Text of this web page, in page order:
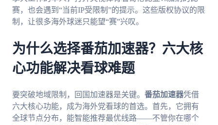
赛，也会遇到“当前IP受限制”的提示。这些版权协议的限
制，让很多海外球迷只能望“赛”兴叹。
为什么选择番茄加速器？六大核
心功能解决看球难题
要突破地域限制，回国加速器是关键。 番茄加速器凭借
六大核心功能，成为海外党看球的首选。首先，它拥有
全球节点分布，能智能推荐最优线路——不管你在哪个